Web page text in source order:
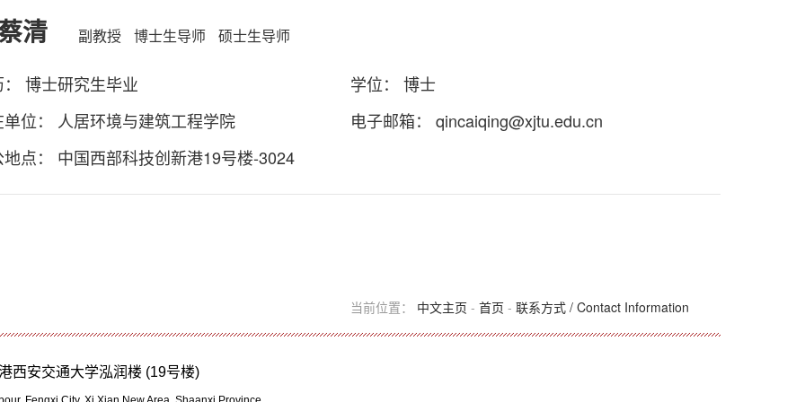
清 副教授 博士生导师 硕士生导师
博士研究生毕业
学位： 博士
位： 人居环境与建筑工程学院
电子邮箱： qincaiqing@xjtu.edu.cn
点： 中国西部科技创新港19号楼-3024
当前位置： 中文主页 -首页 -联系方式 / Contact Information
西安交通大学泓润楼 (19号楼)